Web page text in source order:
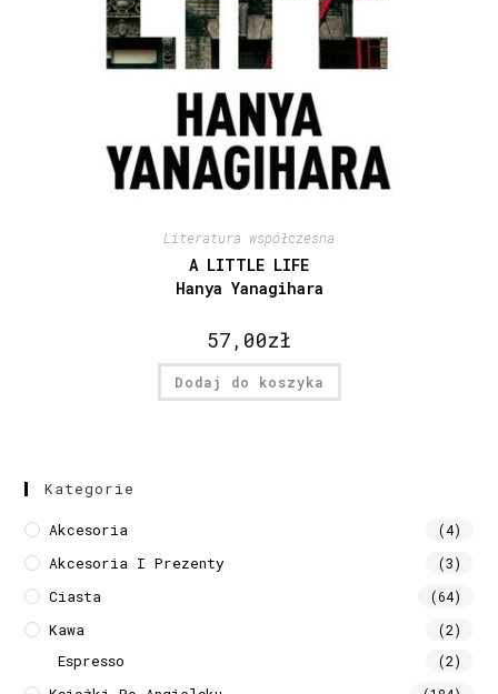
Literatura współczesna
A LITTLE LIFE
Hanya Yanagihara
57,00zł
Dodaj do koszyka
Kategorie
Akcesoria (4)
Akcesoria I Prezenty (3)
Ciasta (64)
Kawa (2)
Espresso (2)